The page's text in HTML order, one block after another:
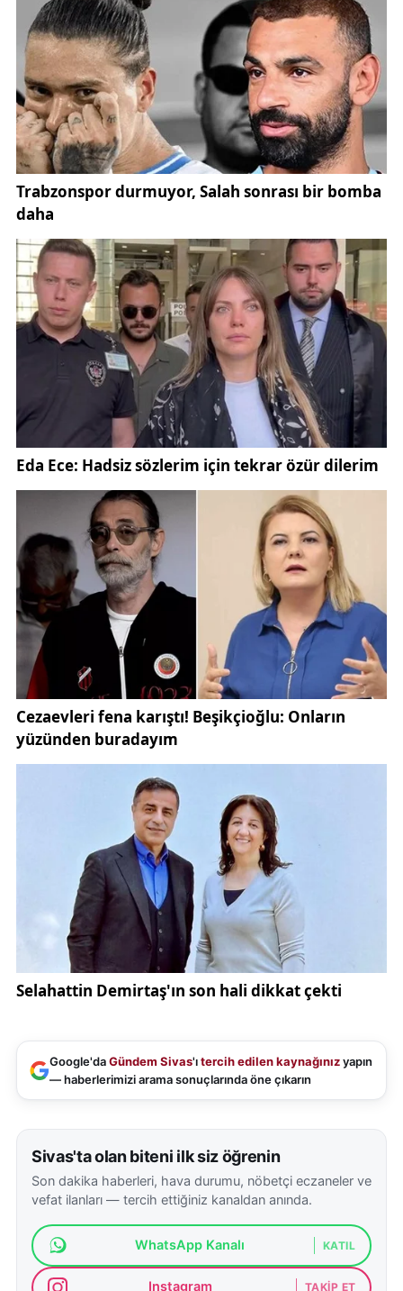
gerekliliklerine uygun, güvenilir ve sürdürülebilir bir
yayın sistemine kavuşmuş oldu. Yeni sistem, ajansın
mevcut yayın kapasitesini artırırken, içerik
üretiminden dağıtıma kadar tüm aşamalarda daha
verimli bir çalışma ortamı sunuyor.
Kurum bünyesinde geliştirilen ve tamamen ajansın
ihtiyaçlarına göre şekillendirilen yeni yazılım
altyapısı, yapay zekâ destekli özellikleriyle dikkat
hazırlanması, düzenlenmesi ve yayınlanması
süreçlerinde hız ve doğruluk önemli ölçüde artırıldı.
Aynı zamanda sistem, yoğun trafik anlarında dahi
kesintisiz yayın yapılmasına olanak tanıyarak
okuyucu deneyimini güçlendiriyor.
Yapay zekâ tabanlı altyapı, içeriklerin daha doğru
kategorilendirilmesini ve okuyucuya daha hızlı
ulaştırılmasını mümkün kılıyor. Bu durum, özellikle
güncel gelişmelerin anlık takibinin büyük önem
güncel haberler
başlıklarında
Birlik Haber Ajansı’nın etkinliğini artırıyor. Yeni
sistem, ajansın editoryal bağımsızlığını ve haberin
doğruluğunu esas alan yayın politikasıyla da uyumlu
şekilde çalışıyor.
Altyapı yenileme sürecinin en kritik aşamalarından
biri olan teknik çalışmalar ve veri transferleri, uzman
ekipler tarafından detaylı bir planlama ile yürütüldü.
Mevcut içerik arşivinin güvenli biçimde yeni sisteme
aktarılması sağlanırken, herhangi bir veri kaybı
yaşanmadı. Bu sayede Birlik Haber Ajansı’nın
geçmişten bugüne oluşturduğu haber hafızası
korunarak yeni döneme taşındı.
Süreç boyunca yaşanabilecek olası erişim
sorunlarının önüne geçmek amacıyla gerekli tüm
önlemler alındı. Okuyucuların ve paydaşların
gösterdiği anlayış ve sabır, bu geçiş sürecinin
sorunsuz şekilde tamamlanmasında önemli rol
oynadı.
teknolojinin sunduğu imkânları en etkin şekilde
kullanarak yayınlarını sürdürmeyi hedefliyor. Ajans;
sosyal, kültürel, siyasi ve toplumsal alanlarda
tarafsız habercilik,doğru bilgivekamu yararı
ilkelerini merkeze alan yayın anlayışını güçlendirerek
yoluna devam edecek.
Özellikle yerel ve ulusal gündemi yakından
ilgilendiren konularda, okuyucuya hızlı ve teyit
edilmiş bilgi sunmak ajansın temel öncelikleri
Google'daGündem Sivas'ıtercih edilen kaynağınızyapın
— haberlerimizi arama sonuçlarında öne çıkarın
Sivas'ta olan biteni ilk siz öğrenin
Son dakika haberleri, hava durumu, nöbetçi eczaneler ve
vefat ilanları — tercih ettiğiniz kanaldan anında.
WhatsApp Kanalı KATIL
Instagram TAKIP ET